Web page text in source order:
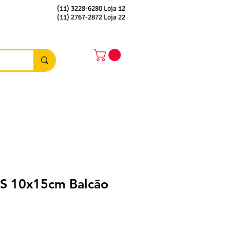
(11) 3228-6280 Loja 12
(11) 2767-2872 Loja 22
10x15cm Balcão